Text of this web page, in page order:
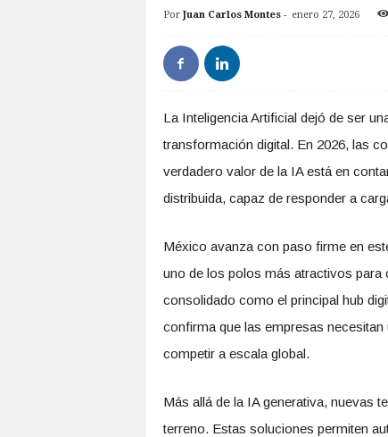
Por Juan Carlos Montes- enero 27, 2026
La Inteligencia Artificial dejó de ser
transformación digital. En 2026, las
verdadero valor de la IA está en
distribuida, capaz de responder a
México avanza con paso firme en
uno de los polos más atractivos para
consolidado como el principal hub
confirma que las empresas
competir a escala global.
Más allá de la IA generativa, nuevas
terreno. Estas soluciones permiten